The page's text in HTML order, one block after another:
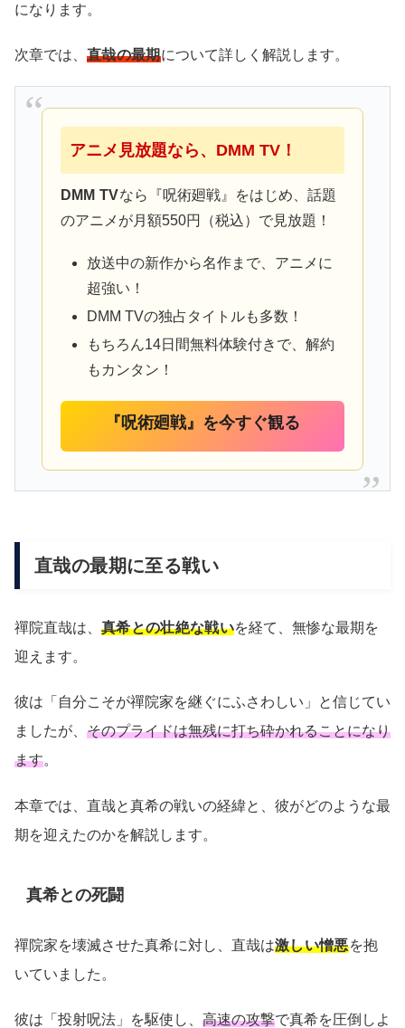
になります。
次章では、 直哉の最期について詳しく解説します。
アニメ見放題なら、DMM TV！
DMM TVなら『呪術廻戦』をはじめ、話題
のアニメが月額550円（税込）で見放題！
放送中の新作から名作まで、アニメに
超強い！
DMM TVの独占タイトルも多数！
もちろん14日間無料体験付きで、解約
もカンタン！
『呪術廻戦』を今すぐ観る
直哉の最期に至る戦い
禪院直哉は、 真希との壮絶な戦いを経て、無惨な最期を
迎えます。
彼は「自分こそが禪院家を継ぐにふさわしい」と信じてい
ましたが、 そのプライドは無残に打ち砕かれることになり
ます。
本章では、直哉と真希の戦いの経緯と、彼がどのような最
期を迎えたのかを解説します。
真希との死闘
禪院家を壊滅させた真希に対し、直哉は激しい憎悪を抱
いていました。
彼は「投射呪法」を駆使し、 高速の攻撃で真希を圧倒しよ